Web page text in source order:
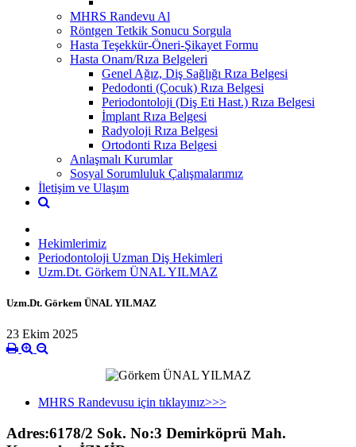
MHRS Randevu Al
Röntgen Tetkik Sonucu Sorgula
Hasta Teşekkür-Öneri-Şikayet Formu
Hasta Onam/Rıza Belgeleri
Genel Ağız, Diş Sağlığı Rıza Belgesi
Pedodonti (Çocuk) Rıza Belgesi
Periodontoloji (Diş Eti Hast.) Rıza Belgesi
İmplant Rıza Belgesi
Radyoloji Rıza Belgesi
Ortodonti Rıza Belgesi
Anlaşmalı Kurumlar
Sosyal Sorumluluk Çalışmalarımız
İletişim ve Ulaşım
Hekimlerimiz
Periodontoloji Uzman Diş Hekimleri
Uzm.Dt. Görkem ÜNAL YILMAZ
Uzm.Dt. Görkem ÜNAL YILMAZ
23 Ekim 2025
MHRS Randevusu için tıklayınız>>>
Adres:6178/2 Sok. No:3 Demirköprü Mah.